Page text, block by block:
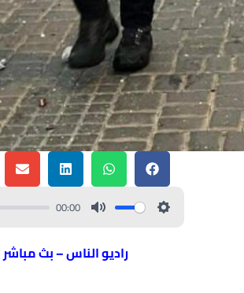
00:00
راديو الناس – بث مباشر